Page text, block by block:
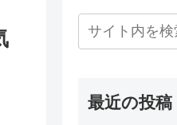
最近の投稿